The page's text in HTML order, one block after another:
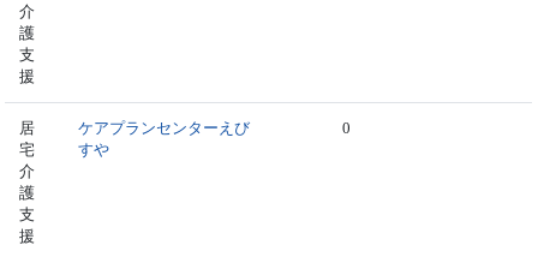
介
護
支
援
居
宅
介
護
支
援
ケアプランセンターえび
すや
0